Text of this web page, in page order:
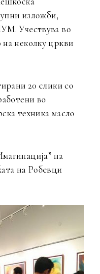
изложби,
Учествува во
неколку цркви
20 слики со
во
техника масло
на
на Робевци